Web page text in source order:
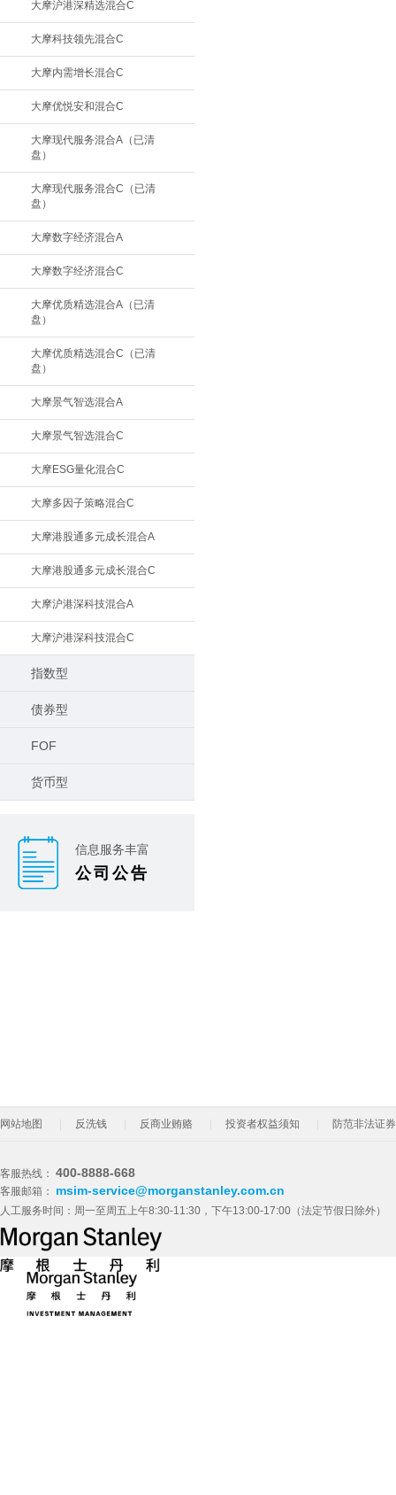
大摩沪港深精选混合C
大摩科技领先混合C
大摩内需增长混合C
大摩优悦安和混合C
大摩现代服务混合A（已清
盘）
大摩现代服务混合C（已清
盘）
大摩数字经济混合A
大摩数字经济混合C
大摩优质精选混合A（已清
盘）
大摩优质精选混合C（已清
盘）
大摩景气智选混合A
大摩景气智选混合C
大摩ESG量化混合C
大摩多因子策略混合C
大摩港股通多元成长混合A
大摩港股通多元成长混合C
大摩沪港深科技混合A
大摩沪港深科技混合C
指数型
债券型
FOF
货币型
信息服务丰富
公司公告
网站地图 反洗钱 反商业贿赂 投资者权益须知 防范非法证
客服热线： 400-8888-668
客服邮箱： msim-service@morganstanley.com.cn
人工服务时间：周一至周五上午8:30-11:30，下午13:00-17:00（法定节假日除外）